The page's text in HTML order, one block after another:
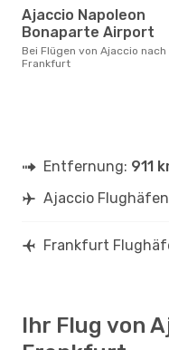
Ajaccio Napoleon
Bonaparte Airport
Bei Flügen von Ajaccio nach
Frankfurt
Entfernung: 911
Ajaccio Flughäfen
Frankfurt
Ihr Flug von